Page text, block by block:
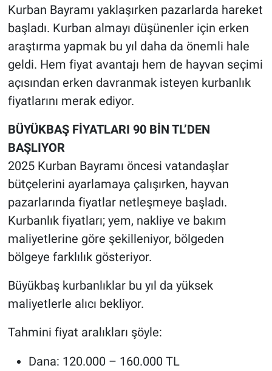
Kurban Bayramı yaklaşırken pazarlarda hareket
başladı. Kurban almayı düşünenler için erken
araştırma yapmak bu yıl daha da önemli hale
geldi. Hem fiyat avantajı hem de hayvan seçimi
açısından erken davranmak isteyen kurbanlık
fiyatlarını merak ediyor.
BÜYÜKBAŞ FİYATLARI 90 BİN TL’DEN
BAŞLIYOR
2025 Kurban Bayramı öncesi vatandaşlar
bütçelerini ayarlamaya çalışırken, hayvan
pazarlarında fiyatlar netleşmeye başladı.
Kurbanlık fiyatları; yem, nakliye ve bakım
maliyetlerine göre şekilleniyor, bölgeden
bölgeye farklılık gösteriyor.
Büyükbaş kurbanlıklar bu yıl da yüksek
maliyetlerle alıcı bekliyor.
Tahmini fiyat aralıkları şöyle:
Dana: 120.000 – 160.000 TL